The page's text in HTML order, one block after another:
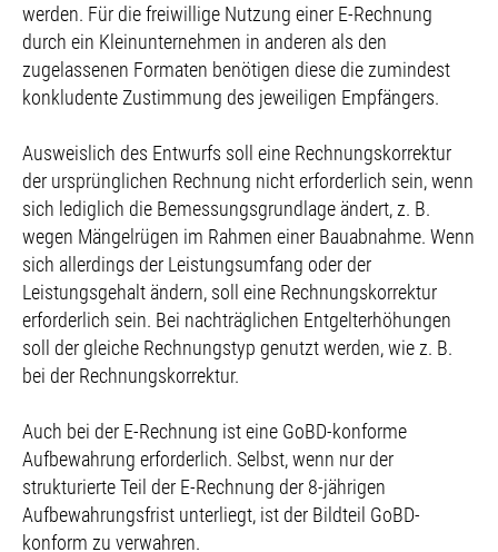
werden. Für die freiwillige Nutzung einer E-Rechnung
durch ein Kleinunternehmen in anderen als den
zugelassenen Formaten benötigen diese die zumindest
konkludente Zustimmung des jeweiligen Empfängers.
Ausweislich des Entwurfs soll eine Rechnungskorrektur
der ursprünglichen Rechnung nicht erforderlich sein, wenn
sich lediglich die Bemessungsgrundlage ändert, z. B.
wegen Mängelrügen im Rahmen einer Bauabnahme. Wenn
sich allerdings der Leistungsumfang oder der
Leistungsgehalt ändern, soll eine Rechnungskorrektur
erforderlich sein. Bei nachträglichen Entgelterhöhungen
soll der gleiche Rechnungstyp genutzt werden, wie z. B.
bei der Rechnungskorrektur.
Auch bei der E-Rechnung ist eine GoBD-konforme
Aufbewahrung erforderlich. Selbst, wenn nur der
strukturierte Teil der E-Rechnung der 8-jährigen
Aufbewahrungsfrist unterliegt, ist der Bildteil GoBD-
konform zu verwahren.